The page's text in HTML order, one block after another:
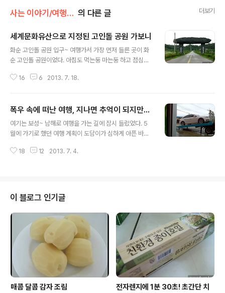
사는 이야기/여행...나들이... 의 다른 글 더보기
세계문화유산으로 지정된 고인돌 공원 가보니
화순 고인돌 공원 입구~ 여행가서 가장 먼저 들른 곳이 화
순 고인돌 공원이었다. 아침도 먹는둥 마는둥 하고 점심때
배도 안고픈지 세계문화유산으로 지정된 곳이라며 꼭 들러
야 관리하시는 분을 뵐 수 있었다. 휑~한 주차장에 관리실
처럼 보이는 건물이 덩그러니 관리하시는 분이 그 앞에서
앉아계셨는데 우리를 보시고는 안내책자를 건내주시며 방
했던 것은 일반 다른 공원들과는 달리 차를 타고 가면서 구
16 6 2013. 7. 18.
폭우 속에 떠난 여행, 지나면 추억이 되지만...
여기는 보성~ 남해로 여행을 가는 길에 잠시 들렀었다. 5
월에 가기로 했던 여행 계획이 도담이가 심하게 아픈 바람
기어코 여행길에 올랐다. 서울에서 남해로... 먼 길을 가야
보성 녹차밭도 둘러봤다. 오락가락 하는 비 덕분에 간간히
사진도 찍을 수 있었다. 안개가 자욱한 보성 녹차밭... 저 사
진 뒤로 푸르른 녹차들이 보여야 하는데 누가 이 사진만 보
고 보성인 줄 알까? 남편은 평생에 이런 경치는 한 번 보기
도 힘들다면서 그렇게 스스로 위안을 삼는 듯 했다. 보성에
왔으니 녹차 맛은 ..
18 12 2013. 7. 4.
이 블로그 인기글
매콤 달콤 감자 조림
전자렌지에 1분 30초! 초간단 치